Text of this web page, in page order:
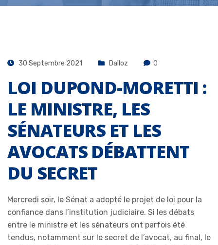
30 Septembre 2021 Dalloz 0
LOI DUPOND-MORETTI :
LE MINISTRE, LES
SÉNATEURS ET LES
AVOCATS DÉBATTENT
DU SECRET
Mercredi soir, le Sénat a adopté le projet de loi pour la
confiance dans l’institution judiciaire. Si les débats
entre le ministre et les sénateurs ont parfois été
tendus, notamment sur le secret de l’avocat, au final, le